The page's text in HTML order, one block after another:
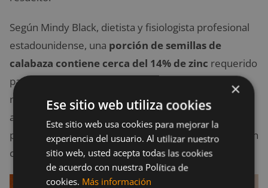
Según Mindy Black, dietista y fisiologista profesional
estadounidense, una porción de semillas de
calabaza contiene cerca del 14% de zinc requerido
para tu dieta diaria. Puedes comerlas secas, al
natural, o tostarlas con una pizca de sal marina y
aceite de oliva para tus ensaladas favoritas. Además,
puedes aprovecharlas como topping crujiente bajo en
calorías.
×
Ese sitio web utiliza cookies
Este sitio web usa cookies para mejorar la
experiencia del usuario. Al utilizar nuestro
sitio web, usted acepta todas las cookies
de acuerdo con nuestra Política de
cookies. Más información